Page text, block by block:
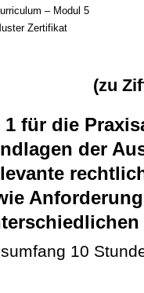
– Modul 5
Zertifikat
(zu
für die
der
10